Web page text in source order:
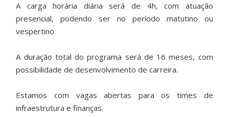
A carga horária diária será de 4h, com atuação
presencial, podendo ser no período matutino ou
vespertino.
A duração total do programa será de 16 meses, com
possibilidade de desenvolvimento de carreira.
Estamos com vagas abertas para os times de
infraestrutura e finanças.